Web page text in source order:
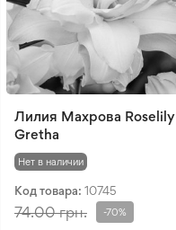
Лилия Махрова Roselily
Gretha
Нет в наличии
Код товара: 10745
74.00 грн. -70%